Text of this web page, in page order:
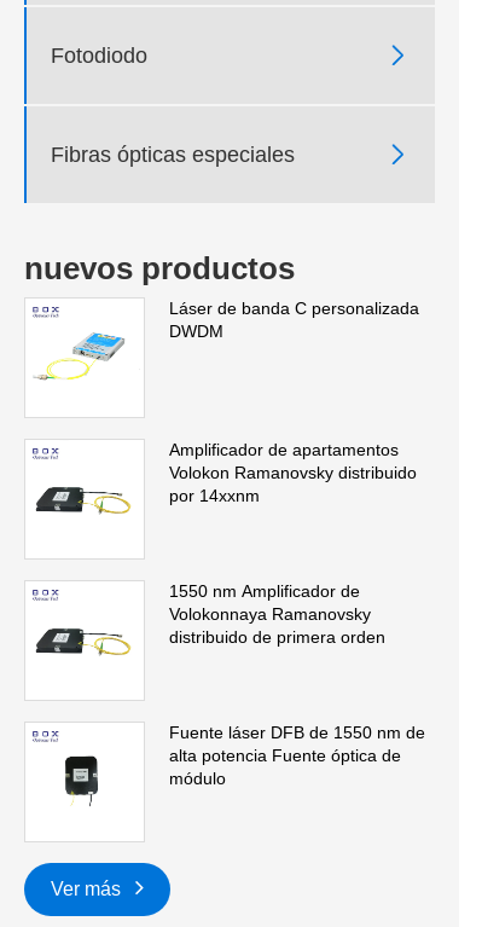
Fotodiodo 
Fibras ópticas especiales 
nuevos productos
Láser de banda C personalizada
DWDM
Amplificador de apartamentos
Volokon Ramanovsky distribuido
por 14xxnm
1550 nm Amplificador de
Volokonnaya Ramanovsky
distribuido de primera orden
Fuente láser DFB de 1550 nm de
alta potencia Fuente óptica de
módulo
Ver más